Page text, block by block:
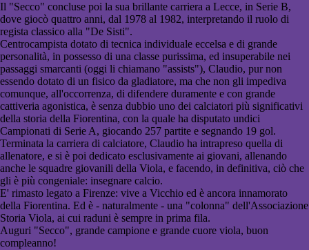
Il "Secco" concluse poi la sua brillante carriera a Lecce, in Serie B,
dove giocò quattro anni, dal 1978 al 1982, interpretando il ruolo di
regista classico alla "De Sisti".
Centrocampista dotato di tecnica individuale eccelsa e di grande
personalità, in possesso di una classe purissima, ed insuperabile nei
passaggi smarcanti (oggi li chiamano "assists"), Claudio, pur non
essendo dotato di un fisico da gladiatore, ma che non gli impediva
comunque, all'occorrenza, di difendere duramente e con grande
cattiveria agonistica, è senza dubbio uno dei calciatori più significativi
della storia della Fiorentina, con la quale ha disputato undici
Campionati di Serie A, giocando 257 partite e segnando 19 gol.
Terminata la carriera di calciatore, Claudio ha intrapreso quella di
allenatore, e si è poi dedicato esclusivamente ai giovani, allenando
anche le squadre giovanili della Viola, e facendo, in definitiva, ciò che
gli è più congeniale: insegnare calcio.
E' rimasto legato a Firenze: vive a Vicchio ed è ancora innamorato
della Fiorentina. Ed è - naturalmente - una "colonna" dell'Associazione
Storia Viola, ai cui raduni è sempre in prima fila.
Auguri "Secco", grande campione e grande cuore viola, buon
compleanno!